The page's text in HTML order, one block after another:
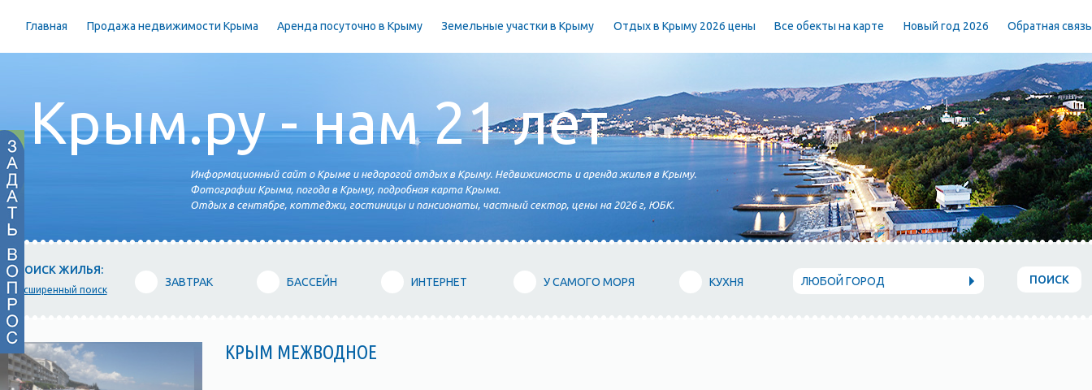
Главная Продажа недвижимости Крыма Аренда посуточно в Крыму Земельные участки в Крыму Отдых в Крыму 2026 цены Все обекты на карте Новый год 2026 Обратная связь
Крым.ру - нам 21 лет
Информационный сайт о Крыме и недорогой отдых в Крыму. Недвижимость и аренда жилья в Крыму.
Фотографии Крыма, погода в Крыму, подробная карта Крыма.
Отдых в сентябре, коттеджи, гостиницы и пансионаты, частный сектор, цены на 2026 г, ЮБК.
ПОИСК ЖИЛЬЯ:
расширенный поиск
ЗАВТРАК БАССЕЙН ИНТЕРНЕТ У САМОГО МОРЯ КУХНЯ ЛЮБОЙ ГОРОД ПОИСК
КРЫМ МЕЖВОДНОЕ